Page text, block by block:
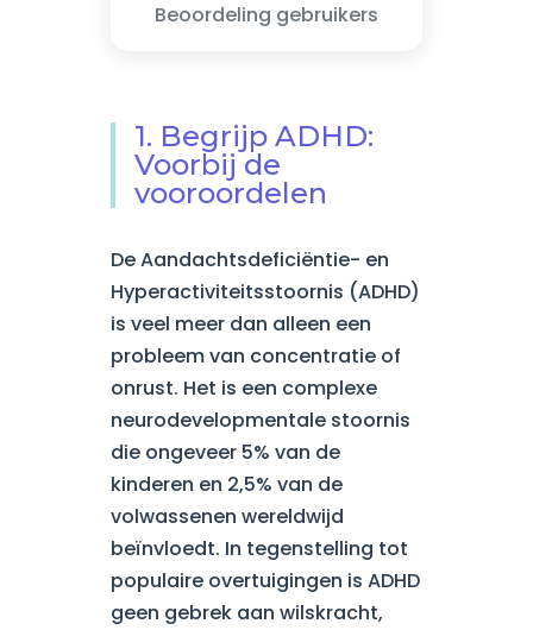
Beoordeling gebruikers
1. Begrijp ADHD:
Voorbij de
vooroordelen
De Aandachtsdeficiëntie- en
Hyperactiviteitsstoornis (ADHD)
is veel meer dan alleen een
probleem van concentratie of
onrust. Het is een complexe
neurodevelopmentale stoornis
die ongeveer 5% van de
kinderen en 2,5% van de
volwassenen wereldwijd
beïnvloedt. In tegenstelling tot
populaire overtuigingen is ADHD
geen gebrek aan wilskracht,